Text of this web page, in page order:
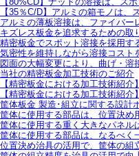
【35％C/D】アルミの箱モノは、
アルミの薄板溶接は、ファイバ
キズレス板金を追求するための取
精密板金でスポット溶接を採用す
気密性を維持しながら溶接コスト
図面の大幅変更により、曲げ・溶
当社の精密板金加工技術のご紹介
【精密板金における加工技術紹
【精密板金における加工技術紹
筐体板金 製造･組立に関する設計
筐体に使用する部品は、位置決め
筐体に使用する重く大きなパネル
筐体に使用する部品は、なるべく
位置決め治具の活用で、筐体の組